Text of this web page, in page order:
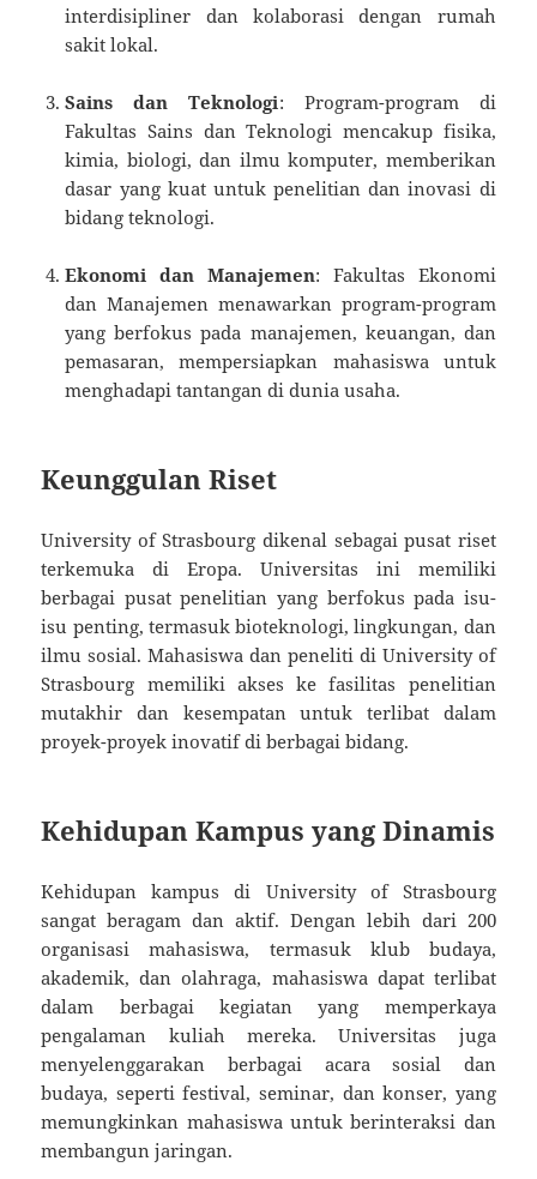
interdisipliner dan kolaborasi dengan rumah
sakit lokal.
Sains dan Teknologi: Program-program di
Fakultas Sains dan Teknologi mencakup fisika,
kimia, biologi, dan ilmu komputer, memberikan
dasar yang kuat untuk penelitian dan inovasi di
bidang teknologi.
Ekonomi dan Manajemen: Fakultas Ekonomi
dan Manajemen menawarkan program-program
yang berfokus pada manajemen, keuangan, dan
pemasaran, mempersiapkan mahasiswa untuk
menghadapi tantangan di dunia usaha.
Keunggulan Riset
University of Strasbourg dikenal sebagai pusat riset
terkemuka di Eropa. Universitas ini memiliki
berbagai pusat penelitian yang berfokus pada isu-
isu penting, termasuk bioteknologi, lingkungan, dan
ilmu sosial. Mahasiswa dan peneliti di University of
Strasbourg memiliki akses ke fasilitas penelitian
mutakhir dan kesempatan untuk terlibat dalam
proyek-proyek inovatif di berbagai bidang.
Kehidupan Kampus yang Dinamis
Kehidupan kampus di University of Strasbourg
sangat beragam dan aktif. Dengan lebih dari 200
organisasi mahasiswa, termasuk klub budaya,
akademik, dan olahraga, mahasiswa dapat terlibat
dalam berbagai kegiatan yang memperkaya
pengalaman kuliah mereka. Universitas juga
menyelenggarakan berbagai acara sosial dan
budaya, seperti festival, seminar, dan konser, yang
memungkinkan mahasiswa untuk berinteraksi dan
membangun jaringan.